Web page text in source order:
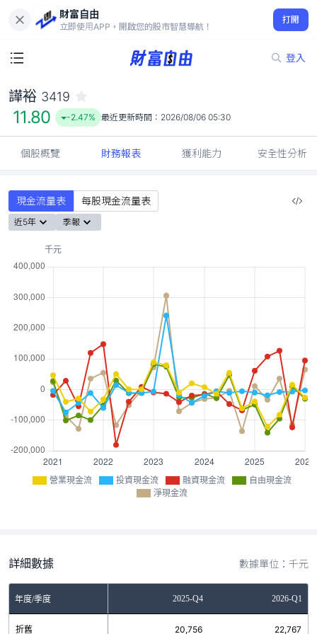
財富自由
立即使用APP，開啟您的股市智慧導航！
打開
登入
11.80
-2.47%
譁裕 3419
11.80 -2.47% 最近更新時間： 2026/08/06 05:30
個股概覽 財務報表 獲利能力 安全性分析
現金流量表 每股現金流量表
近5年 季報
營業現金流 投資現金流 融資現金流
自由現金流
淨現金流
詳細數據 數據單位：千元
年度/季度 2025-Q4 2026-Q1
折舊 20,756 22,767